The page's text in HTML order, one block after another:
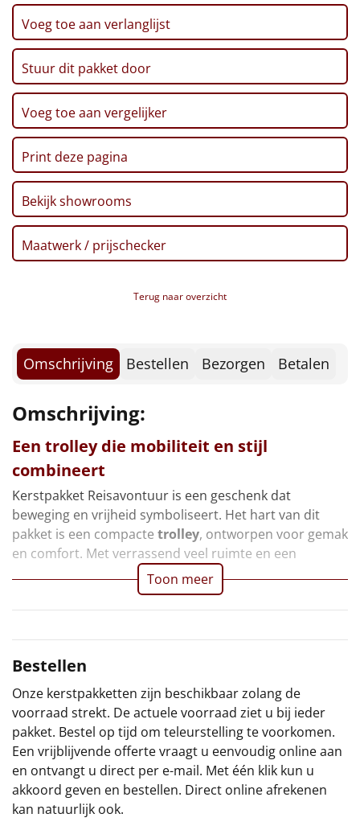
Alle thema's
Artikel
Hitster NIEUW
Pizzarette
Tas
Wake up light
NIEUW
Borrelplank
Noodradio NIEUW
Alle artikelen
Overige
Ideeën
Personeel
Doe het zelf
Sinterklaaspakketten
Kerstgeschenken 2026
Relatiegeschenken
Cadeaubon
Per stuk
Verpakt in feestelijke kerstdoos, 39 x 29 x 30 cm
Voeg toe aan verlanglijst
Stuur dit pakket door
Voeg toe aan vergelijker
Print deze pagina
Bekijk showrooms
Maatwerk / prijschecker
Terug naar overzicht
Omschrijving Bestellen Bezorgen Betalen
Omschrijving:
Een trolley die mobiliteit en stijl
combineert
Kerstpakket Reisavontuur is een geschenk dat
beweging en vrijheid symboliseert. Het hart van dit
pakket is een compacte trolley, ontworpen voor gemak
en comfort. Met verrassend veel ruimte en een
Toon meer
Bestellen
Onze kerstpakketten zijn beschikbaar zolang de
voorraad strekt. De actuele voorraad ziet u bij ieder
pakket. Bestel op tijd om teleurstelling te voorkomen.
Een vrijblijvende offerte vraagt u eenvoudig online aan
en ontvangt u direct per e-mail. Met één klik kun u
akkoord geven en bestellen. Direct online afrekenen
kan natuurlijk ook.